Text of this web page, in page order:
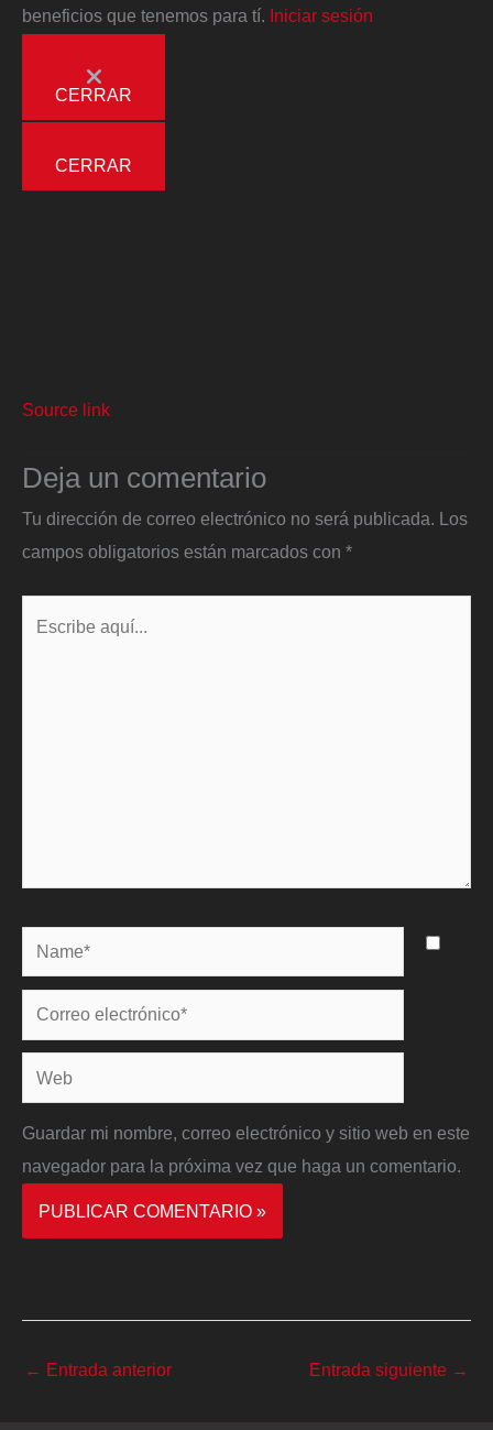
beneficios que tenemos para tí. Iniciar sesión
CERRAR
CERRAR
Source link
Deja un comentario
Tu dirección de correo electrónico no será publicada. Los
campos obligatorios están marcados con *
Name*
Correo
electrónico*
Web
Guardar mi nombre, correo electrónico y sitio web en este
navegador para la próxima vez que haga un comentario.
← Entrada anterior Entrada siguiente →